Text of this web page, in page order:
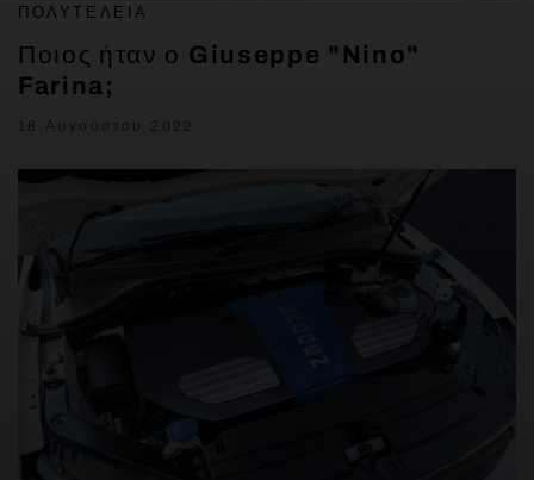
ΠΟΛΥΤΈΛΕΙΑ
Ποιος ήταν ο Giuseppe "Nino"
Farina;
18 Αυγούστου 2022